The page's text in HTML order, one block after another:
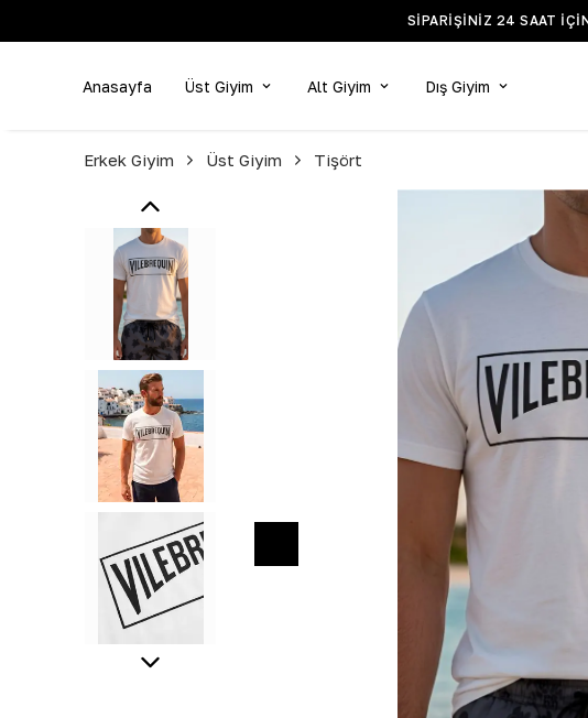
SIPARIŞINIZ 24 SAAT
Anasayfa Üst Giyim Alt Giyim Dış Giyim
Erkek Giyim Üst Giyim Tişört